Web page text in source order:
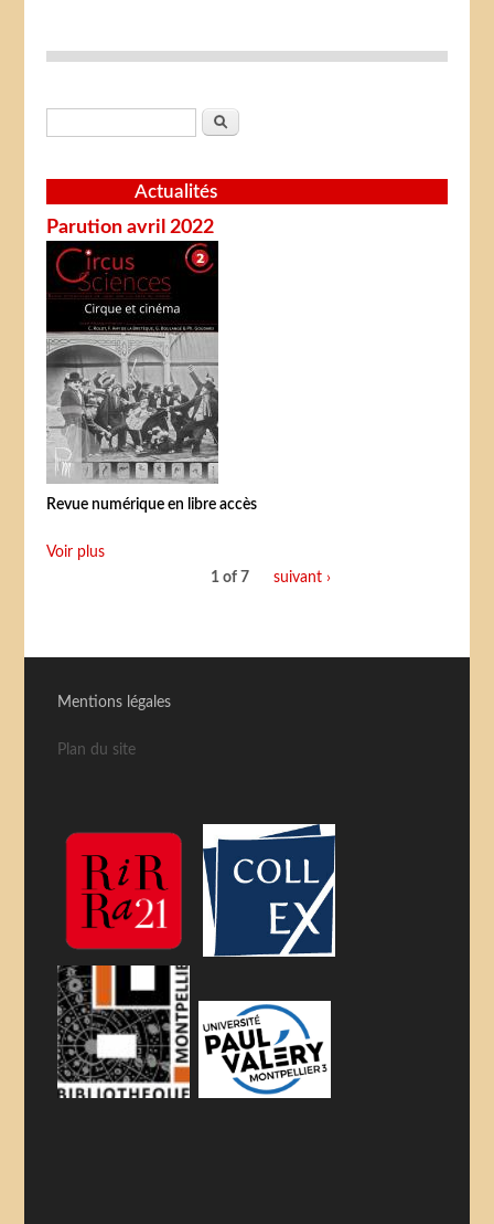
Formulaire de recherche
Rechercher
Actualités
Parution avril 2022
Revue numérique en libre accès
Voir plus
1 of 7
suivant ›
Mentions légales
Plan du site